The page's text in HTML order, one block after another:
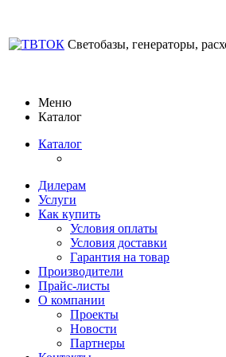
Светобазы, генераторы,
Меню
Каталог
Каталог
Дилерам
Услуги
Как купить
Условия оплаты
Условия доставки
Гарантия на товар
Производители
Прайс-листы
О компании
Проекты
Новости
Партнеры